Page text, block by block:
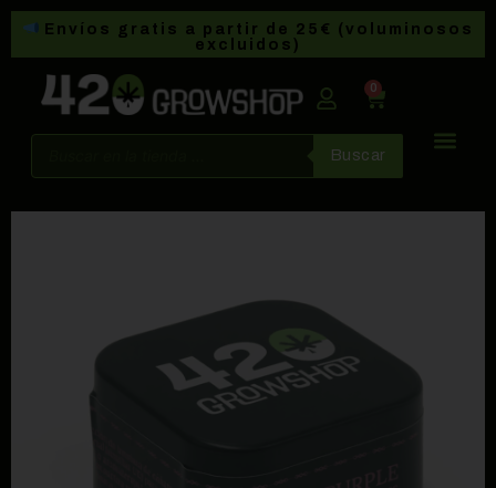
Envíos gratis a partir de 25€ (voluminosos
excluidos)
0
Buscar